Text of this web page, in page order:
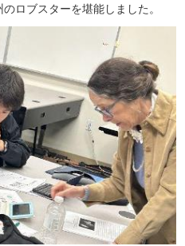
ロブスターを堪能しました。